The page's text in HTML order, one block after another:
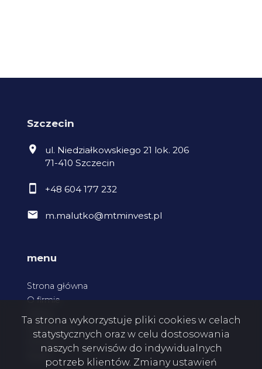
Szczecin
ul. Niedziałkowskiego 21 lok. 206
71-410 Szczecin
+48 604 177 232
m.malutko@mtminvest.pl
menu
Strona główna
O firmie
Kontakt
Ta strona wykorzystuje pliki cookies w celach
statystycznych oraz w celu dostosowania
naszych serwisów do indywidualnych
potrzeb klientów. Zmiany ustawień